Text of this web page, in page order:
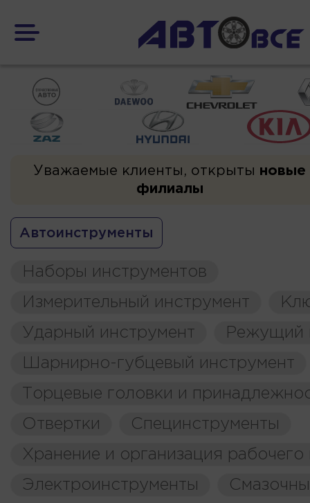
Уважаемые клиенты, открыты новые
филиалы
Автоинструменты
Наборы инструментов
Измерительный инструмент
Ударный инструмент
Режущий
Шарнирно-губцевый инструмент
Торцевые головки и
Отвертки
Специнструменты
Хранение и организация рабочего
Электроинструменты